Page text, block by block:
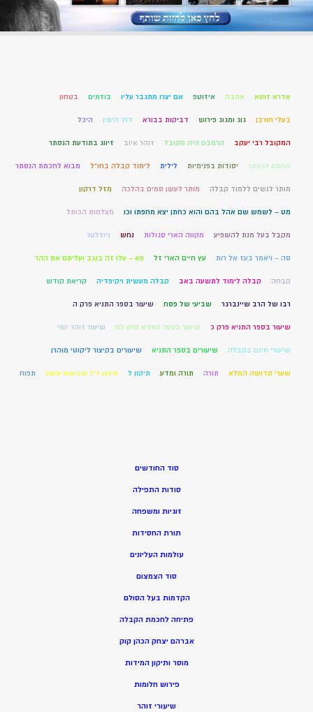
אדרא זוטא אהבה איזוטפ אם יצרו מתגבר עליו בוזונים בטחון
בעלי חורבן גוג ומגוג פירוש דביקות בבורא דרך הימין היכל
המקובל רבי יעקב הרמבם היה מקובל זוהר איוב זיווג בתודעת הנסתר
חחמת הנסתר יסודות בפנימיות לילית לימוד קבלה בחו"ל מבוא לחכמת הנסתר
מותר לנשים ללמוד קבלה מותר לעשן סמים בהלכה מזל דרקון
מט – לשמש שם אהל בהם והוא כחתן יצא מחפתו וכו מצלמות הכותל
מקבל בעל מנת להשפיע מקווה הארי סגולות נחש ניוזלטר
סה – ויאמר בעז אל רות עץ חיים הארי זל פא – עלו זה בנגב ועליתם את ההר
קבחה קבלה לימוד לתשעה באב קבלה מעשית ויקיפדיה קריאת קודש
רבו של הרב שיינברגר שביעי של פסח שיעור בספר התניא פרק ה
שיעור בספר התניא פרק כ שיעור בספר התניא פרק לח שיעור זוהר יומי
שיעורי חינם בקבלה שיעורים בספר התניא שיעורים בקיצור ליקוטי מוהרן
שערי קדושה המלא תורה תורה ומדע תיקון ל תיקון ליל שבועות תשפ תפוח
סוד החודשים
סודות התפילה
זוגיות ומשפחה
תורת החסידות
עולמות העליונים
סוד הצמצום
הקדמות בעל הסולם
פתיחה לחכמת הקבלה
אברהם יצחק הכהן קוק
מוסר ותיקון המידות
פירוש חלומות
שיעורי זוהר